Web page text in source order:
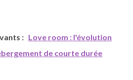
: Love room : l'évolution
de courte durée